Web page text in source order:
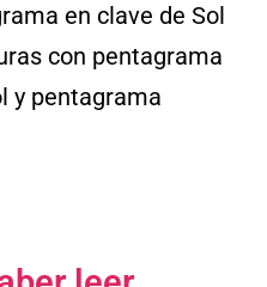
en clave de Sol
con pentagrama
y pentagrama